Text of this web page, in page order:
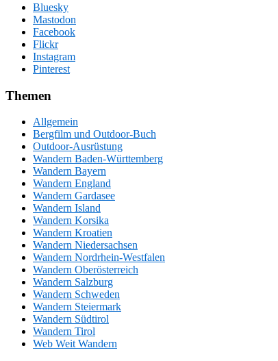
Bluesky
Mastodon
Facebook
Flickr
Instagram
Pinterest
Themen
Allgemein
Bergfilm und Outdoor-Buch
Outdoor-Ausrüstung
Wandern Baden-Württemberg
Wandern Bayern
Wandern England
Wandern Gardasee
Wandern Island
Wandern Korsika
Wandern Kroatien
Wandern Niedersachsen
Wandern Nordrhein-Westfalen
Wandern Oberösterreich
Wandern Salzburg
Wandern Schweden
Wandern Steiermark
Wandern Südtirol
Wandern Tirol
Web Weit Wandern